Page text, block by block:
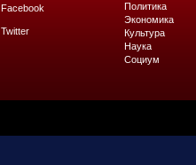
Facebook
Twitter
Политика
Экономика
Культура
Наука
Социум